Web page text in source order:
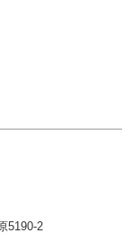
5190-2